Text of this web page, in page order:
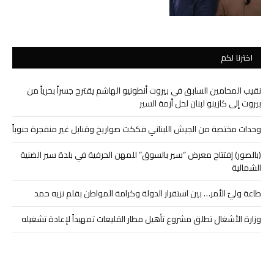
اخترنا لكم
نقيب المحامين السابق في بيروت أنطونيو الهاشم يقترح جسراً بحرياً من
بيروت إلى كازينو لبنان لحل أزمة السير
وحدات مختصة من الجيش اللبناني فككت صواريخ وقنابل غير منفجرة جنوباً
(بالصور) إفتتاح معرض “سير بالسوق” للمهن الحرفية في بلدة سير الضنية
الشمالية
طاعة وليّ الأمر… بين استقرار الدولة وكرامة المواطن بقلم نزيه حمد
وزارة الأشغال تطلق مشروع تأهيل مطار القليعات تمهيداً لإعادة تشغيله